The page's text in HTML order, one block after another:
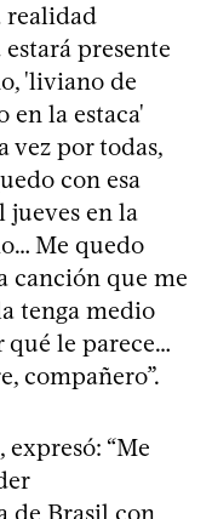
realidad
presente
'liviano de
en la estaca'
vez por todas,
con esa
en la
Me quedo
canción que me
tenga medio
qué le parece…
compañero”.
expresó: “Me
de Brasil con